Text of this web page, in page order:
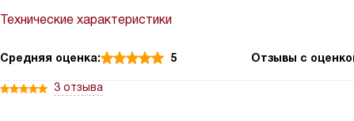
Технические характеристики
Средняя оценка: 5 Отзывы с
3 отзыва